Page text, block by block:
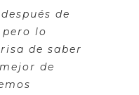
de
lo
de saber
de